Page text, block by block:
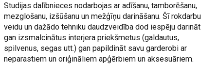
Studijas dalībnieces nodarbojas ar adīšanu, tamborēšanu,
mezglošanu, izšūšanu un mežģīņu darināšanu. Šī rokdarbu
veidu un dažādo tehniku daudzveidība dod iespēju darināt
gan izsmalcinātus interjera priekšmetus (galdautus,
spilvenus, segas utt.) gan papildināt savu garderobi ar
neparastiem un oriģināliem apģērbiem un aksesuāriem.